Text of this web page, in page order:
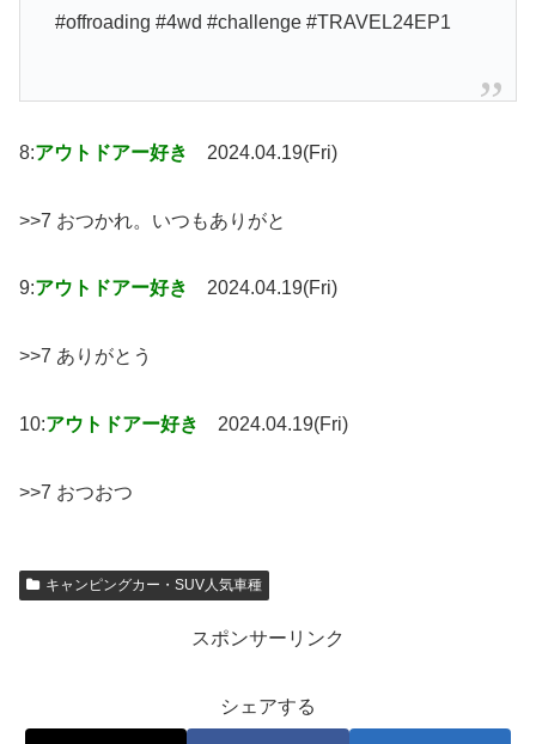
#offroading #4wd #challenge #TRAVEL24EP1
8:アウトドアー好き 2024.04.19(Fri)
>>7 おつかれ。いつもありがと
9:アウトドアー好き 2024.04.19(Fri)
>>7 ありがとう
10:アウトドアー好き 2024.04.19(Fri)
>>7 おつおつ
キャンピングカー・SUV人気車種
スポンサーリンク
シェアする